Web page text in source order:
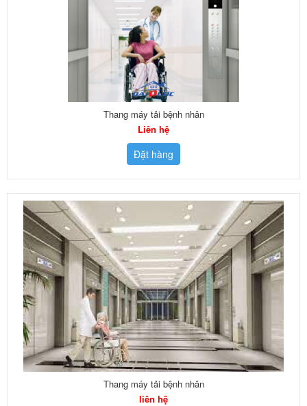
Thang máy tải bệnh nhân
Liên hệ
Đặt hàng
Thang máy tải bệnh nhân
liên hệ